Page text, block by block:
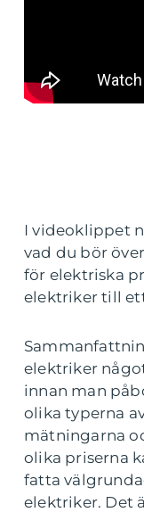
I videoklippet
vad du bör
för elektriska
elektriker till
elektriker
innan man
olika typerna
mätningarna
olika priserna
fatta
elektriker. Det